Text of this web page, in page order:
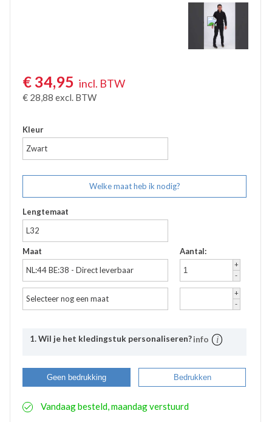
€ 34,95 incl. BTW
€ 28,88 excl. BTW
Kleur
Zwart
Welke maat heb ik nodig?
Lengtemaat
L32
Maat
NL:44 BE:38 - Direct leverbaar
Aantal:
+
-
Selecteer nog een maat
+
-
1. Wil je het kledingstuk personaliseren?info
Bij Bevazet kunt u uw bedrijfskleding ook laten
bedrukken. Middels onderstaande stappen kunt u
aangemaakte bedrukkingsprofielen worden
Geen bedrukking Bedrukken
Vandaag besteld, maandag verstuurd